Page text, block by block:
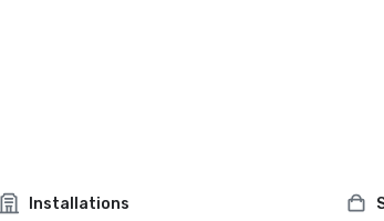
Installations